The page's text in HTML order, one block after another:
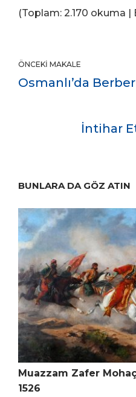
(Toplam: 2.170 okuma |
ÖNCEKI MAKALE
Osmanlı’da
İntihar
BUNLARA DA GÖZ ATIN
Muazzam Zafer
1526